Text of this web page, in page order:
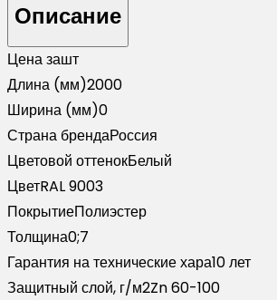
для
забора
жалюзи
Palermo
0,7
PE
RAL
9003
сигнальный
белый
(2м)
Описание
Цена зашт
Длина (мм)2000
Ширина (мм)0
Страна брендаРоссия
Цветовой оттенокБелый
ЦветRAL 9003
ПокрытиеПолиэстер
Толщина0;7
Гарантия на технические хара10 лет
Защитный слой, г/м2Zn 60-100